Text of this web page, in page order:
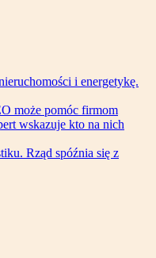
i energetykę.
może pomóc firmom
wskazuje kto na nich
Rząd spóźnia się z